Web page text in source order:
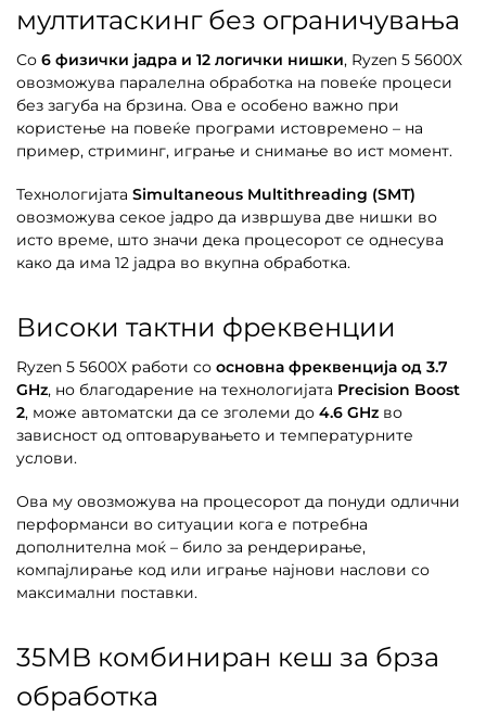
мултитаскинг без ограничувања
Со 6 физички јадра и 12 логички нишки, Ryzen 5 5600X
овозможува паралелна обработка на повеќе процеси
без загуба на брзина. Ова е особено важно при
користење на повеќе програми истовремено – на
пример, стриминг, играње и снимање во ист момент.
Технологијата Simultaneous Multithreading (SMT)
овозможува секое јадро да извршува две нишки во
исто време, што значи дека процесорот се однесува
како да има 12 јадра во вкупна обработка.
Високи тактни фреквенции
Ryzen 5 5600X работи со основна фреквенција од 3.7
GHz, но благодарение на технологијата Precision Boost
2, може автоматски да се зголеми до 4.6 GHz во
зависност од оптоварувањето и температурните
услови.
Ова му овозможува на процесорот да понуди одлични
перформанси во ситуации кога е потребна
дополнителна моќ – било за рендерирање,
компајлирање код или играње најнови наслови со
максимални поставки.
35MB комбиниран кеш за брза
обработка